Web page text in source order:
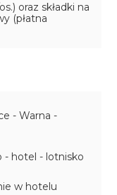
oraz składki na
(płatna
- Warna -
- hotel - lotnisko
w hotelu